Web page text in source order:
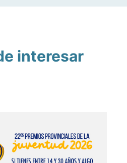
interesar